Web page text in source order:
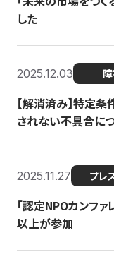
した
2025.12.03
【解消済み】特定
されない不具合に
2025.11.27 プレ
「認定NPOカンフ
以上が参加